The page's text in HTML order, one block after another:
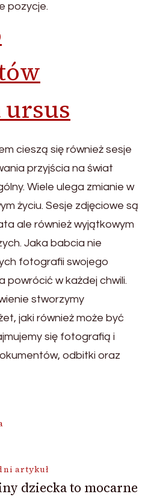
pozycje.
cieszą się również sesje
przyjścia na świat
Wiele ulega zmianie w
życiu. Sesje zdjęciowe są
ale również wyjątkowym
Jaka babcia nie
fotografii swojego
powrócić w każdej chwili.
stworzymy
jaki również może być
się fotografią i
odbitki oraz
artykuł
dziecka to mocarne